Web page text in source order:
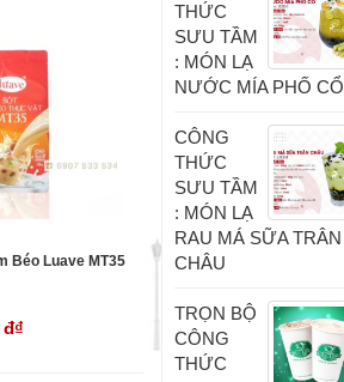
Béo Luave MT35
đ₫
THỨC
SƯU TẦM
: MÓN LẠ
NƯỚC MÍA PHỐ CỔ
CÔNG
THỨC
SƯU TẦM
: MÓN LẠ
RAU MÁ SỮA TRÂN
CHÂU
TRỌN BỘ
CÔNG
THỨC